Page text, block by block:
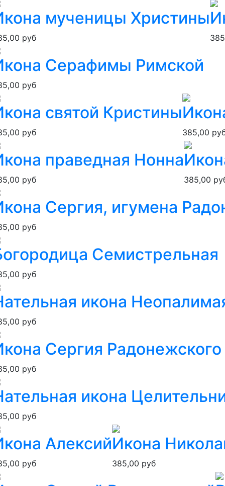
мученицы Христины
руб
Серафимы Римской
руб
святой Кристины
руб 385,00
праведная Нонна
руб 385,00
Сергия, игумена
руб
Семистрельная
руб
икона
руб
Сергия Радонежского
руб
икона
руб
Алексий
руб
Икона
385,00 руб